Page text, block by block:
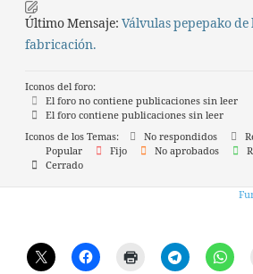
Último Mensaje: Válvulas pepepako
fabricación.
Iconos del foro:
El foro no contiene publicaciones sin leer
El foro contiene publicaciones sin leer
Iconos de los Temas:
No respondidos
Popular
Fijo No aprobados
Cerrado